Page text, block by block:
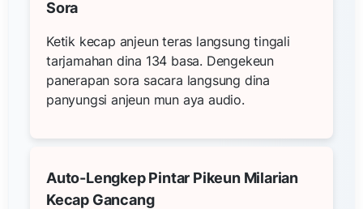
Sora
Ketik kecap anjeun teras langsung tingali
tarjamahan dina 134 basa. Dengekeun
panerapan sora sacara langsung dina
panyungsi anjeun mun aya audio.
Auto-Lengkep Pintar Pikeun Milarian
Kecap Gancang